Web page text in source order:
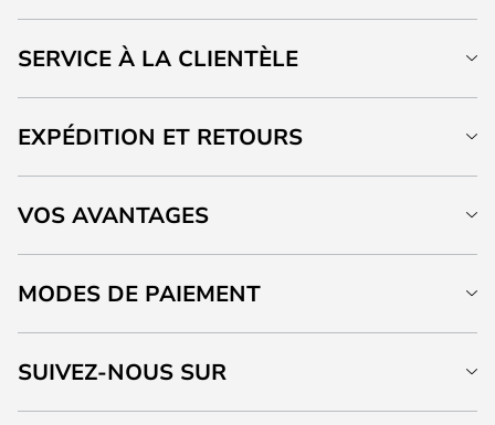
SERVICE À LA CLIENTÈLE
EXPÉDITION ET RETOURS
VOS AVANTAGES
MODES DE PAIEMENT
SUIVEZ-NOUS SUR